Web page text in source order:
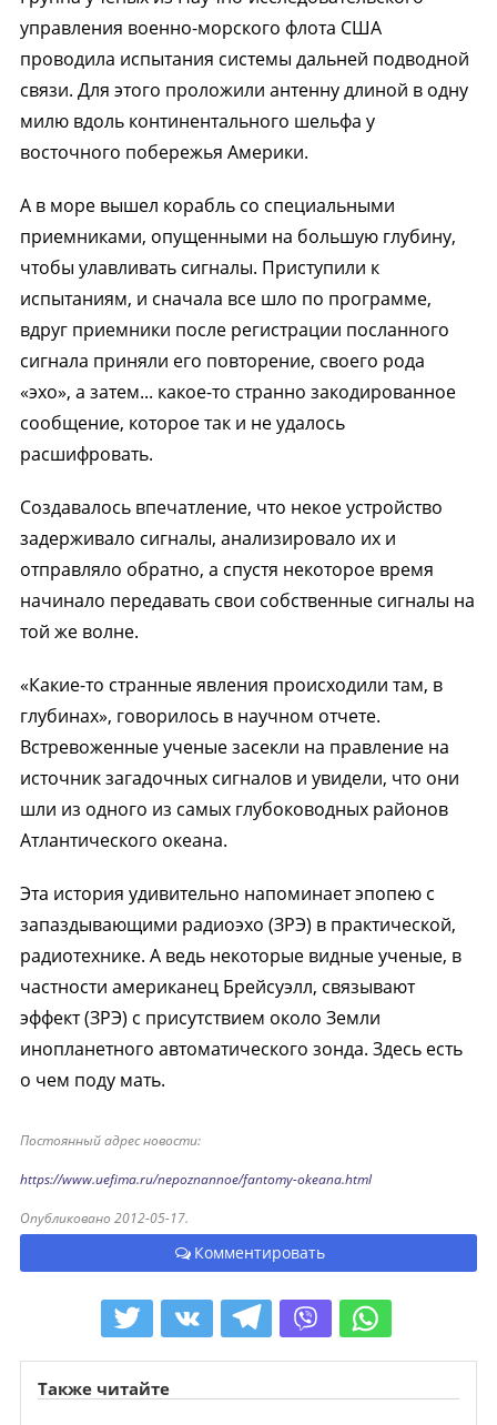
управления военно-морского флота США
проводила испытания системы дальней подводной
связи. Для этого проложили антенну длиной в одну
милю вдоль континентального шельфа у
восточного побережья Америки.
А в море вышел корабль со специальными
приемниками, опущенными на большую глубину,
чтобы улавливать сигналы. Приступили к
испытаниям, и сначала все шло по программе,
вдруг приемники после регистрации посланного
сигнала приняли его повторение, своего рода
«эхо», а затем... какое-то странно закодированное
сообщение, которое так и не удалось
расшифровать.
Создавалось впечатление, что некое устройство
задерживало сигналы, анализировало их и
отправляло обратно, а спустя некоторое время
начинало передавать свои собственные сигналы на
той же волне.
«Какие-то странные явления происходили там, в
глубинах», говорилось в научном отчете.
Встревоженные ученые засекли на правление на
источник загадочных сигналов и увидели, что они
шли из одного из самых глубоководных районов
Атлантического океана.
Эта история удивительно напоминает эпопею с
запаздывающими радиоэхо (ЗРЭ) в практической,
радиотехнике. А ведь некоторые видные ученые, в
частности американец Брейсуэлл, связывают
эффект (ЗРЭ) с присутствием около Земли
инопланетного автоматического зонда. Здесь есть
о чем поду мать.
Постоянный адрес новости:
https://www.uefima.ru/nepoznannoe/fantomy-okeana.html
Опубликовано 2012-05-17.
Комментировать
Также читайте